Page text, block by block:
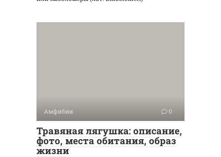
Амфибии 0
Травяная лягушка: описание,
фото, места обитания, образ
жизни